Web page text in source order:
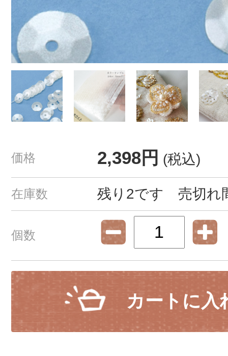
価格 2,398円 (税込)
在庫数 残り2です 売切れ
個数
カートに入